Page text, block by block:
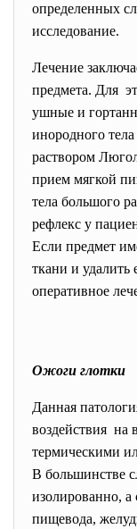
определенных
исследование.
Лечение
предмета. Для
ушные и
инородного
раствором
прием мягкой
тела большого
рефлекс у
Если предмет
ткани и удалить
оперативное
Ожоги глотки
Данная
воздействия на
термическими
В большинстве
изолированно, а
пищевода,